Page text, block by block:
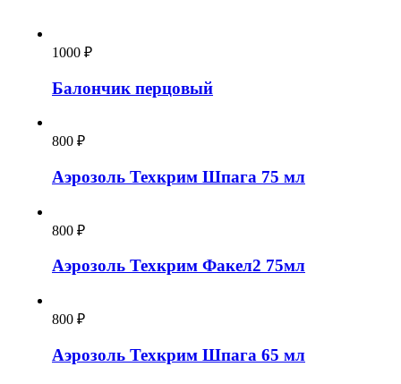
1000 ₽
Балончик перцовый
800 ₽
Аэрозоль Техкрим Шпага 75 мл
800 ₽
Аэрозоль Техкрим Факел2 75мл
800 ₽
Аэрозоль Техкрим Шпага 65 мл